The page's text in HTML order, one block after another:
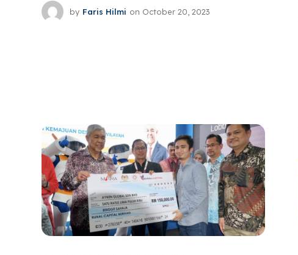
by Faris Hilmi on October 20, 2023